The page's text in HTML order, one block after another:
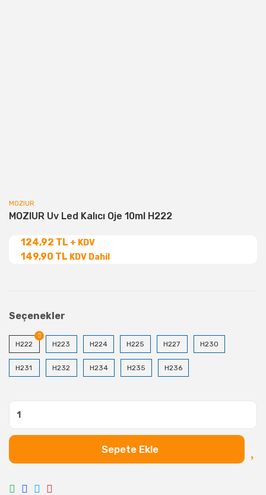
MOZIUR
MOZIUR Uv Led Kalıcı Oje 10ml H222
124,92 TL + KDV
149,90 TL KDV Dahil
Seçenekler
H222 H223 H224 H225 H227 H230
H231 H232 H234 H235 H236
Sepete Ekle